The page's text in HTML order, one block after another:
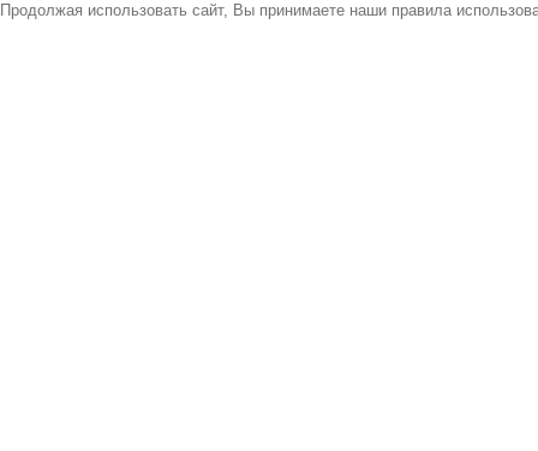
Продолжая использовать сайт, Вы принимаете наши правила